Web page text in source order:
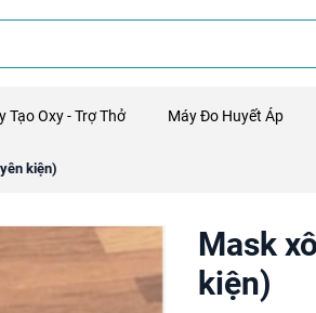
Tạo Oxy - Trợ Thở Máy Đo Huyết Áp
kiện)
Mask
kiện)